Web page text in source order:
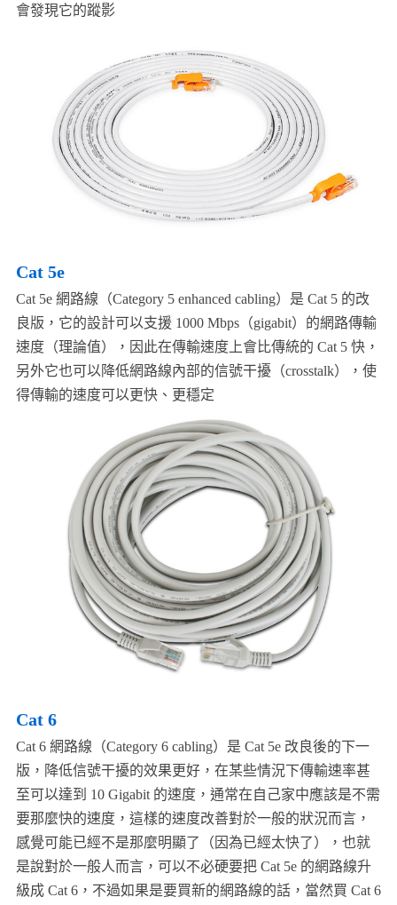
會發現它的蹤影
Cat 5e
Cat 5e 網路線（Category 5 enhanced cabling）是 Cat 5 的改
良版，它的設計可以支援 1000 Mbps（gigabit）的網路傳輸
速度（理論值），因此在傳輸速度上會比傳統的 Cat 5 快，
另外它也可以降低網路線內部的信號干擾（crosstalk），使
得傳輸的速度可以更快、更穩定
Cat 6
Cat 6 網路線（Category 6 cabling）是 Cat 5e 改良後的下一
版，降低信號干擾的效果更好，在某些情況下傳輸速率甚
至可以達到 10 Gigabit 的速度，通常在自己家中應該是不需
要那麼快的速度，這樣的速度改善對於一般的狀況而言，
感覺可能已經不是那麼明顯了（因為已經太快了），也就
是說對於一般人而言，可以不必硬要把 Cat 5e 的網路線升
級成 Cat 6，不過如果是要買新的網路線的話，當然買 Cat 6